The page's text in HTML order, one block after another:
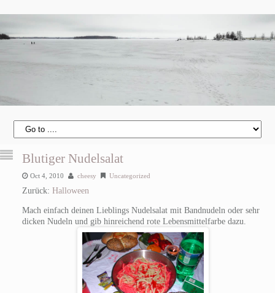
Blutiger Nudelsalat
Oct 4, 2010 cheesy Uncategorized
Zurück: Halloween
Mach einfach deinen Lieblings Nudelsalat mit Bandnudeln oder sehr
dicken Nudeln und gib hinreichend rote Lebensmittelfarbe dazu.